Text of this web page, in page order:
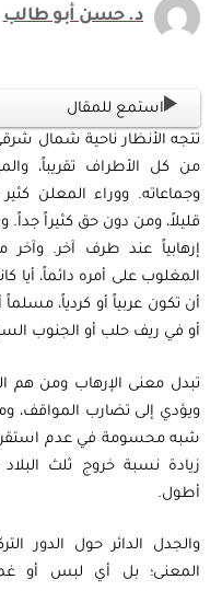
د. حسن أبو طالب
استمع للمقال
تتجه الأنظار ناحية شمال
من كل الأطراف تقريباً،
وجماعاته. ووراء المعلن
قليلاً، ومن دون حق كثيراً جداً.
إرهابياً عند طرف آخر.
المغلوب على أمره دائماً، أيا
أن تكون عربياً أو كردياً،
أو في ريف حلب أو الجنوب
تبدل معنى الإرهاب ومن هم
ويؤدي إلى تضارب المواقف، ومن
شبه محسومة في عدم
زيادة نسبة خروج ثلث
أطول.
والجدل الدائر حول الدور
المعنى؛ بل أي لبس أو